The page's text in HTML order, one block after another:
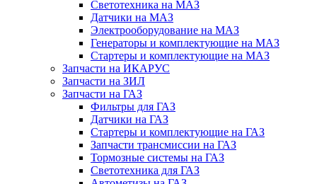
Светотехника на МАЗ
Датчики на МАЗ
Электрооборудование на МАЗ
Генераторы и комплектующие на МАЗ
Стартеры и комплектующие на МАЗ
Запчасти на ИКАРУС
Запчасти на ЗИЛ
Запчасти на ГАЗ
Фильтры для ГАЗ
Датчики на ГАЗ
Стартеры и комплектующие на ГАЗ
Запчасти трансмиссии на ГАЗ
Тормозные системы на ГАЗ
Светотехника для ГАЗ